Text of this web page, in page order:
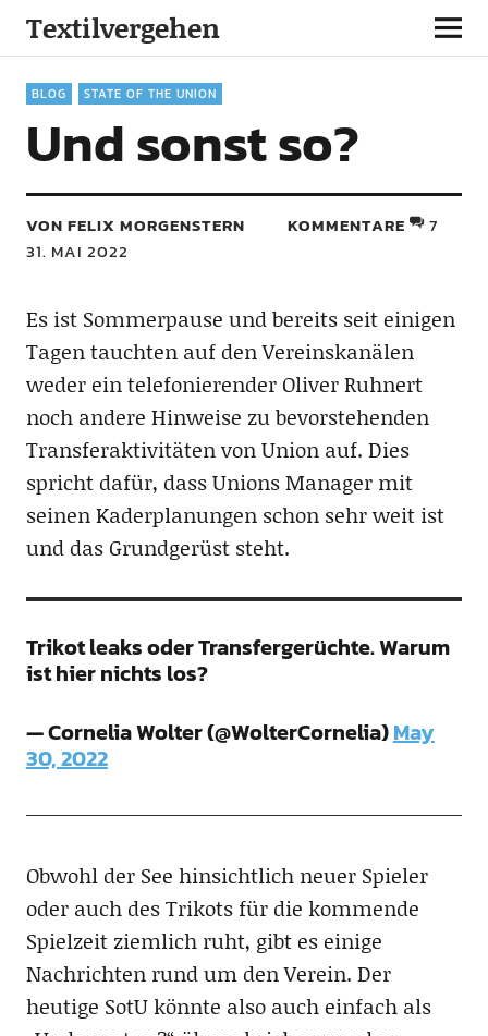
Textilvergehen
BLOG STATE OF THE UNION
Und sonst so?
VON FELIX MORGENSTERN
31. MAI 2022
KOMMENTARE 7
Es ist Sommerpause und bereits seit einigen
Tagen tauchten auf den Vereinskanälen
weder ein telefonierender Oliver Ruhnert
noch andere Hinweise zu bevorstehenden
Transferaktivitäten von Union auf. Dies
spricht dafür, dass Unions Manager mit
seinen Kaderplanungen schon sehr weit ist
und das Grundgerüst steht.
Trikot leaks oder Transfergerüchte. Warum
ist hier nichts los?
— Cornelia Wolter (@WolterCornelia)May
30, 2022
Obwohl der See hinsichtlich neuer Spieler
oder auch des Trikots für die kommende
Spielzeit ziemlich ruht, gibt es einige
Nachrichten rund um den Verein. Der
heutige SotU könnte also auch einfach als